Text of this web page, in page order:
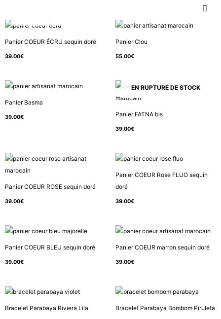
contenu
Panier COEUR ÉCRU sequin doré
39.00€
Panier Clou
55.00€
Panier Basma
39.00€
EN RUPTURE DE STOCK
Panier FATNA bis
39.00€
Panier COEUR ROSE sequin doré
39.00€
Panier COEUR Rose FLUO sequin
doré
39.00€
Panier COEUR BLEU sequin doré
39.00€
Panier COEUR marron sequin doré
39.00€
Bracelet Parabaya Riviera Lila Bracelet Parabaya Bombom Piruleta